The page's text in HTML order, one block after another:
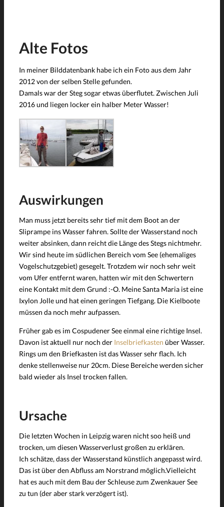
Alte Fotos
In meiner Bilddatenbank habe ich ein Foto aus dem Jahr
2012 von der selben Stelle gefunden.
Damals war der Steg sogar etwas überflutet. Zwischen Juli
2016 und liegen locker ein halber Meter Wasser!
Auswirkungen
Man muss jetzt bereits sehr tief mit dem Boot an der
Sliprampe ins Wasser fahren. Sollte der Wasserstand noch
weiter absinken, dann reicht die Länge des Stegs nichtmehr.
Wir sind heute im südlichen Bereich vom See (ehemaliges
Vogelschutzgebiet) gesegelt. Trotzdem wir noch sehr weit
vom Ufer entfernt waren, hatten wir mit den Schwertern
eine Kontakt mit dem Grund :-O. Meine Santa Maria ist eine
Ixylon Jolle und hat einen geringen Tiefgang. Die Kielboote
müssen da noch mehr aufpassen.
Früher gab es im Cospudener See einmal eine richtige Insel.
Davon ist aktuell nur noch der Inselbriefkasten über Wasser.
Rings um den Briefkasten ist das Wasser sehr flach. Ich
denke stellenweise nur 20cm. Diese Bereiche werden sicher
bald wieder als Insel trocken fallen.
Ursache
Die letzten Wochen in Leipzig waren nicht soo heiß und
trocken, um diesen Wasserverlust großen zu erklären.
Ich schätze, dass der Wasserstand künstlich angepasst wird.
Das ist über den Abfluss am Norstrand möglich.Vielleicht
hat es auch mit dem Bau der Schleuse zum Zwenkauer See
zu tun (der aber stark verzögert ist).